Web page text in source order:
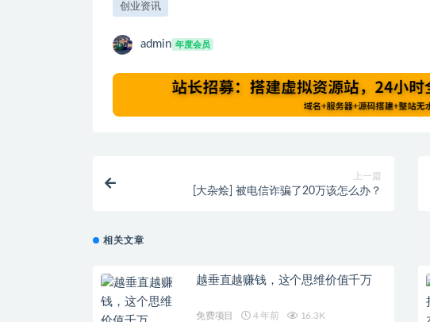
创业资讯
admin 年度会员
上一篇
[大杂烩] 被电信诈骗了20万该怎么办？
相关文章
越垂直越赚钱，这个思维价值千万
免费项目 4 年前 16.3K